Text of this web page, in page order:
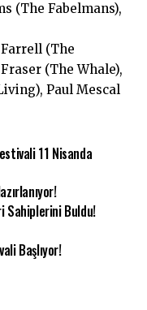
(The Fabelmans),
(The
(The Whale),
Paul Mescal
11 Nisanda
Sahiplerini Buldu!
Başlıyor!